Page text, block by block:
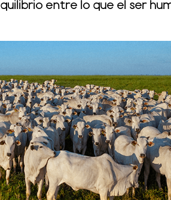
entre lo que el ser